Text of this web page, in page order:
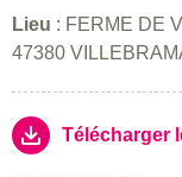
Lieu : FERME DE
47380
Télécharger